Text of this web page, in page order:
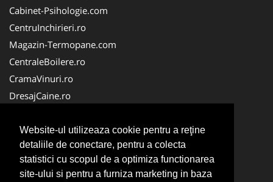
Website-ul utilizeaza cookie pentru a reţine
detaliile de conectare, pentru a colecta
statistici cu scopul de a optimiza functionarea
site-ului si pentru a furniza marketing in baza
Cabinet-Psihologie.com
CentruInchirieri.ro
Magazin-Termopane.com
CentraleBoilere.ro
CramaVinuri.ro
DresajCaine.ro
Alpinist-Utilitar.com
Birouri-Cadastru.ro
FirmaTractariAuto.ro